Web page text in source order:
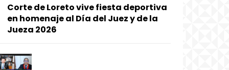
Corte de Loreto vive fiesta deportiva
en homenaje al Día del Juez y de la
Jueza 2026